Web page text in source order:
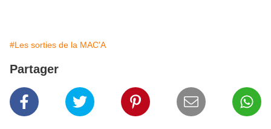
#Les sorties de la MAC'A
Partager